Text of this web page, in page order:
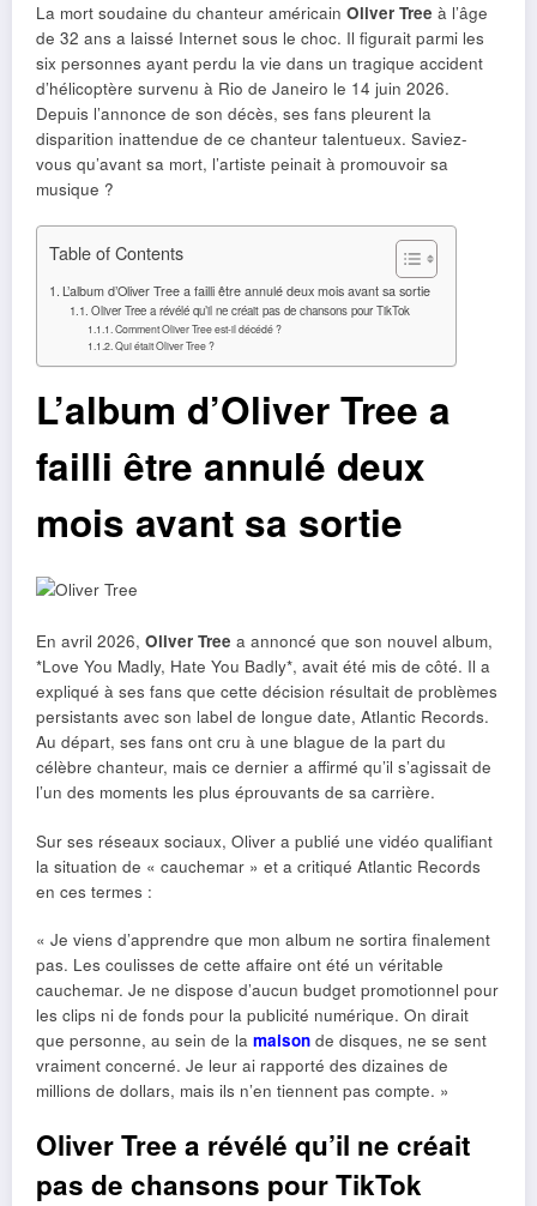
La mort soudaine du chanteur américain Oliver Tree à l’âge
de 32 ans a laissé Internet sous le choc. Il figurait parmi les
six personnes ayant perdu la vie dans un tragique accident
d’hélicoptère survenu à Rio de Janeiro le 14 juin 2026.
Depuis l’annonce de son décès, ses fans pleurent la
disparition inattendue de ce chanteur talentueux. Saviez-
vous qu’avant sa mort, l’artiste peinait à promouvoir sa
musique ?
Table of Contents
L’album d’Oliver Tree a failli être annulé deux mois avant sa sortie
Oliver Tree a révélé qu’il ne créait pas de chansons pour TikTok
Comment Oliver Tree est-il décédé ?
Qui était Oliver Tree ?
L’album d’Oliver Tree a
failli être annulé deux
mois avant sa sortie
En avril 2026, Oliver Tree a annoncé que son nouvel album,
*Love You Madly, Hate You Badly*, avait été mis de côté. Il a
expliqué à ses fans que cette décision résultait de problèmes
persistants avec son label de longue date, Atlantic Records.
Au départ, ses fans ont cru à une blague de la part du
célèbre chanteur, mais ce dernier a affirmé qu’il s’agissait de
l’un des moments les plus éprouvants de sa carrière.
Sur ses réseaux sociaux, Oliver a publié une vidéo qualifiant
la situation de « cauchemar » et a critiqué Atlantic Records
en ces termes :
« Je viens d’apprendre que mon album ne sortira finalement
pas. Les coulisses de cette affaire ont été un véritable
cauchemar. Je ne dispose d’aucun budget promotionnel pour
les clips ni de fonds pour la publicité numérique. On dirait
que personne, au sein de la maison de disques, ne se sent
vraiment concerné. Je leur ai rapporté des dizaines de
millions de dollars, mais ils n’en tiennent pas compte. »
Oliver Tree a révélé qu’il ne créait
pas de chansons pour TikTok